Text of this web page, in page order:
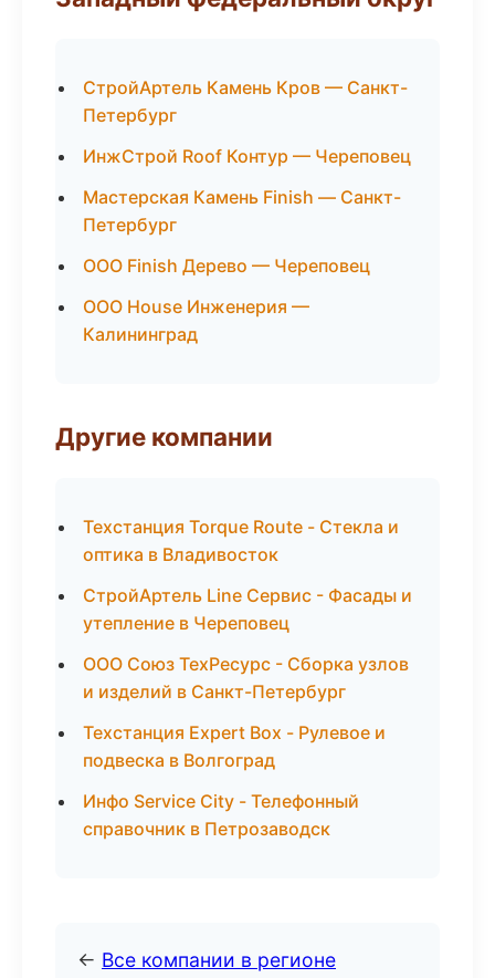
СтройАртель Камень Кров — Санкт-
Петербург
ИнжСтрой Roof Контур — Череповец
Мастерская Камень Finish — Санкт-
Петербург
ООО Finish Дерево — Череповец
ООО House Инженерия —
Калининград
Другие компании
Техстанция Torque Route - Стекла и
оптика в Владивосток
СтройАртель Line Сервис - Фасады и
утепление в Череповец
ООО Союз ТехРесурс - Сборка узлов
и изделий в Санкт-Петербург
Техстанция Expert Box - Рулевое и
подвеска в Волгоград
Инфо Service City - Телефонный
справочник в Петрозаводск
← Все компании в регионе